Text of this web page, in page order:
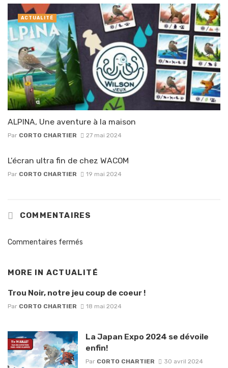
ALPINA, Une aventure à la maison
Par CORTO CHARTIER 27 mai 2024
ACTUALITÉ
L’écran ultra fin de chez WACOM
Par CORTO CHARTIER 19 mai 2024
COMMENTAIRES
Commentaires fermés
MORE IN ACTUALITÉ
Trou Noir, notre jeu coup de coeur !
Par CORTO CHARTIER 18 mai 2024
La Japan Expo 2024 se dévoile
enfin!
Par CORTO CHARTIER 30 avril 2024